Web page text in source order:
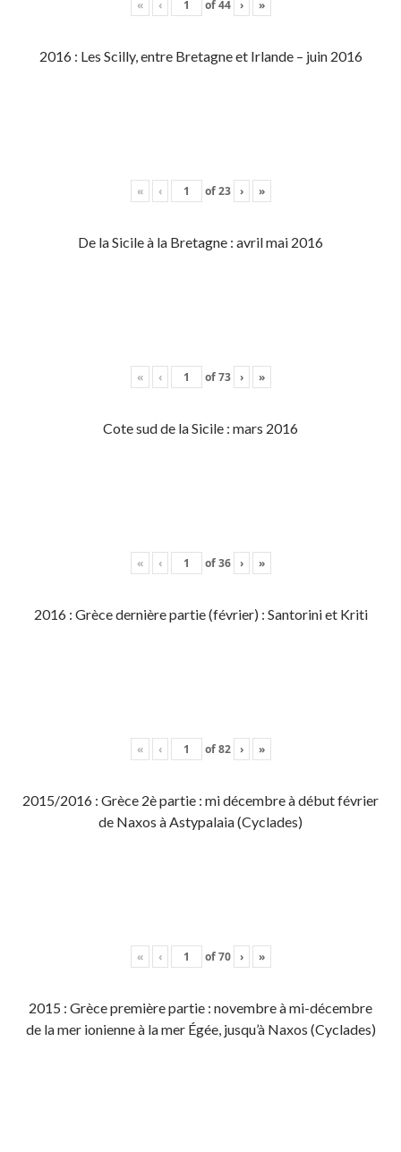
« ‹ of44 › »
2016 : Les Scilly, entre Bretagne et Irlande – juin 2016
« ‹ of23 › »
De la Sicile à la Bretagne : avril mai 2016
« ‹ of73 › »
Cote sud de la Sicile : mars 2016
« ‹ of36 › »
2016 : Grèce dernière partie (février) : Santorini et Kriti
« ‹ of82 › »
2015/2016 : Grèce 2è partie : mi décembre à début février
de Naxos à Astypalaia (Cyclades)
« ‹ of70 › »
2015 : Grèce première partie : novembre à mi-décembre
de la mer ionienne à la mer Égée, jusqu’à Naxos (Cyclades)